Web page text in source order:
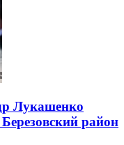
Лукашенко
район